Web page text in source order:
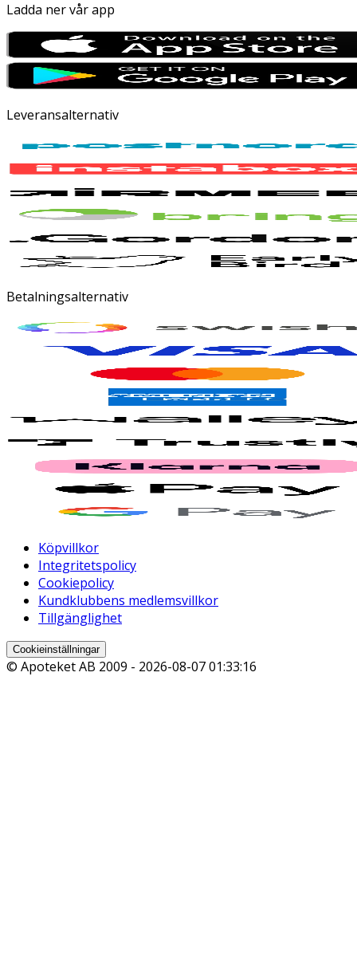
Ladda ner vår app
Leveransalternativ
Betalningsalternativ
Köpvillkor
Integritetspolicy
Cookiepolicy
Kundklubbens medlemsvillkor
Tillgänglighet
Cookieinställningar
© Apoteket AB 2009 - 2026-08-07 01:33:16